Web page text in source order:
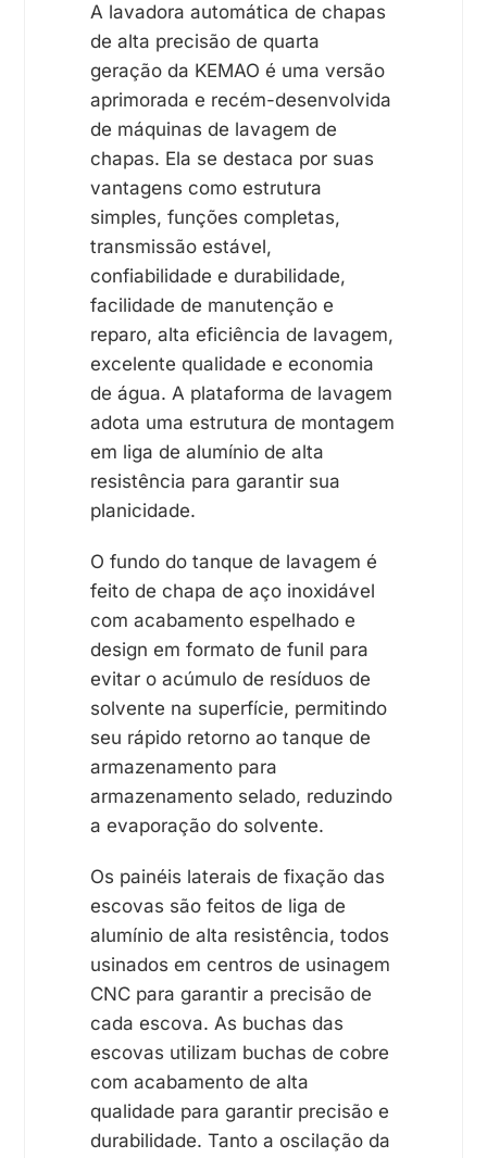
A lavadora automática de chapas
de alta precisão de quarta
geração da KEMAO é uma versão
aprimorada e recém-desenvolvida
de máquinas de lavagem de
chapas. Ela se destaca por suas
vantagens como estrutura
simples, funções completas,
transmissão estável,
confiabilidade e durabilidade,
facilidade de manutenção e
reparo, alta eficiência de lavagem,
excelente qualidade e economia
de água. A plataforma de lavagem
adota uma estrutura de montagem
em liga de alumínio de alta
resistência para garantir sua
planicidade.
O fundo do tanque de lavagem é
feito de chapa de aço inoxidável
com acabamento espelhado e
design em formato de funil para
evitar o acúmulo de resíduos de
solvente na superfície, permitindo
seu rápido retorno ao tanque de
armazenamento para
armazenamento selado, reduzindo
a evaporação do solvente.
Os painéis laterais de fixação das
escovas são feitos de liga de
alumínio de alta resistência, todos
usinados em centros de usinagem
CNC para garantir a precisão de
cada escova. As buchas das
escovas utilizam buchas de cobre
com acabamento de alta
qualidade para garantir precisão e
durabilidade. Tanto a oscilação da